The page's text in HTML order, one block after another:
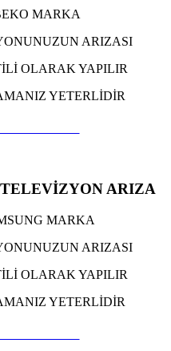
MARKA
ARIZASI
OLARAK YAPILIR
YETERLİDİR
ARIZA
MARKA
ARIZASI
OLARAK YAPILIR
YETERLİDİR